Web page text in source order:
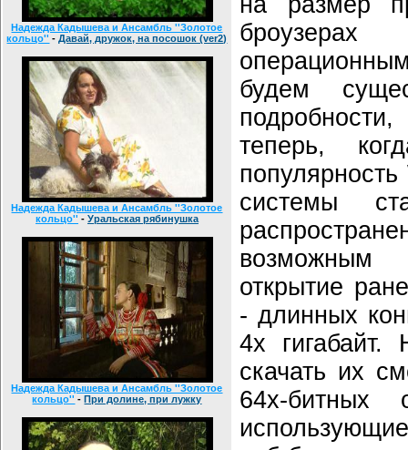
Надежда Кадышева и Ансамбль ''Золотое
кольцо'' -Давай, дружок, на посошок (ver2)
Надежда Кадышева и Ансамбль ''Золотое
кольцо'' - Уральская рябинушка
Надежда Кадышева и Ансамбль ''Золотое
кольцо'' -При долине, при лужку
будем
теперь,
системы
возможным
открытие
- длинных
4х гигабайт.
скачать их
64х-битных